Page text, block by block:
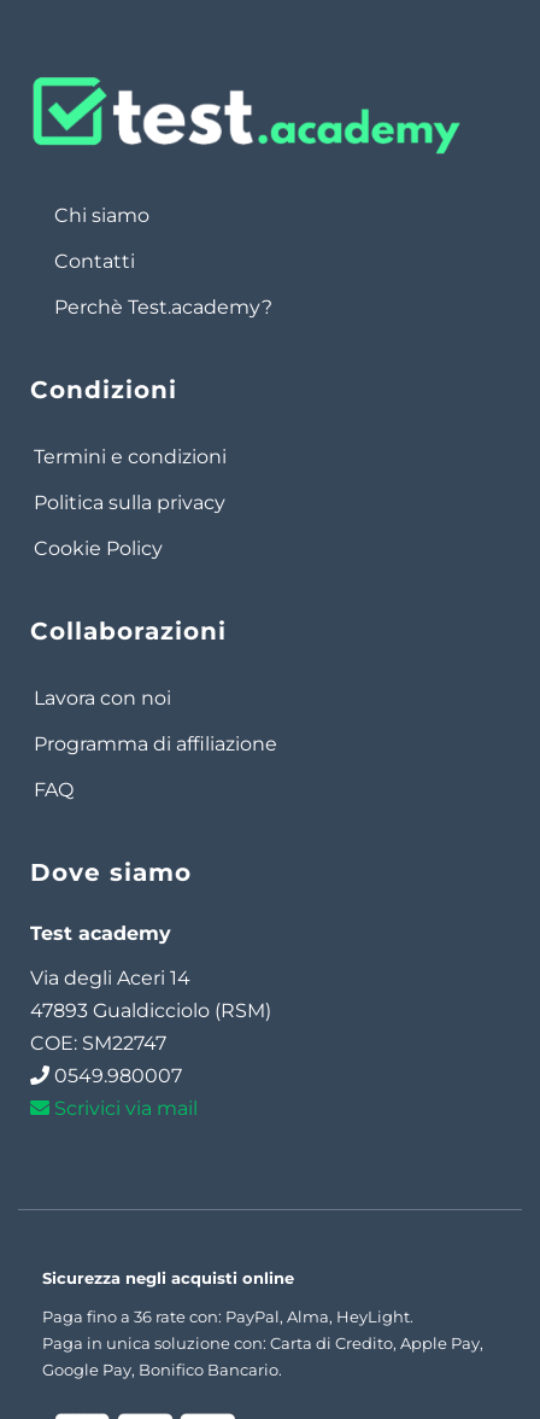
Chi siamo
Contatti
Perchè Test.academy?
Condizioni
Termini e condizioni
Politica sulla privacy
Cookie Policy
Collaborazioni
Lavora con noi
Programma di affiliazione
FAQ
Dove siamo
Test academy
Via degli Aceri 14
47893 Gualdicciolo (RSM)
COE: SM22747
0549.980007
Scrivici via mail
Sicurezza negli acquisti online
Paga fino a 36 rate con: PayPal, Alma, HeyLight.
Paga in unica soluzione con: Carta di Credito, Apple Pay,
Google Pay, Bonifico Bancario.